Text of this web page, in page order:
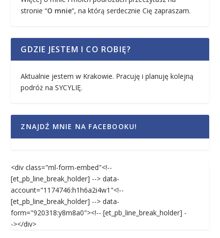
stronie “O mnie“, na którą serdecznie Cię zapraszam.
GDZIE JESTEM I CO ROBIĘ?
Aktualnie jestem w Krakowie. Pracuję i planuję kolejną
podróż na SYCYLIĘ.
ZNAJDŹ MNIE NA FACEBOOKU!
<div class="ml-form-embed"<!--
[et_pb_line_break_holder] --> data-
account="1174746:h1h6a2i4w1"<!--
[et_pb_line_break_holder] --> data-
form="920318:y8m8a0"><!-- [et_pb_line_break_holder] -
-></div>